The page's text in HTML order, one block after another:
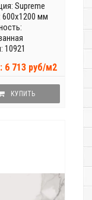
Supreme
600x1200 мм
10921
6 713 руб/м2
КУПИТЬ